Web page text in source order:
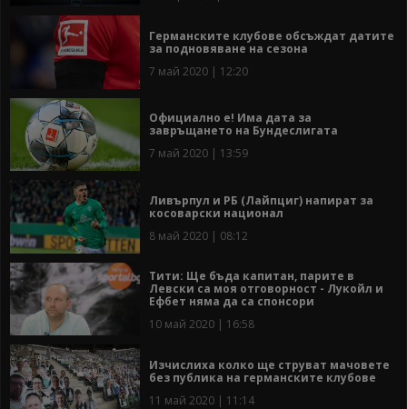
Германските клубове обсъждат датите
за подновяване на сезона
7 май 2020 | 12:20
Официално е! Има дата за
завръщането на Бундеслигата
7 май 2020 | 13:59
Ливърпул и РБ (Лайпциг) напират за
косоварски национал
8 май 2020 | 08:12
Тити: Ще бъда капитан, парите в
Левски са моя отговорност - Лукойл и
Ефбет няма да са спонсори
10 май 2020 | 16:58
Изчислиха колко ще струват мачовете
без публика на германските клубове
11 май 2020 | 11:14